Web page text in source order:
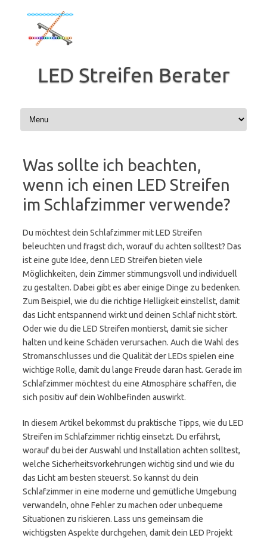
Inhalt
LED Streifen Berater
Was sollte ich beachten,
wenn ich einen LED Streifen
im Schlafzimmer verwende?
Du möchtest dein Schlafzimmer mit LED Streifen
beleuchten und fragst dich, worauf du achten solltest? Das
ist eine gute Idee, denn LED Streifen bieten viele
Möglichkeiten, dein Zimmer stimmungsvoll und individuell
zu gestalten. Dabei gibt es aber einige Dinge zu bedenken.
Zum Beispiel, wie du die richtige Helligkeit einstellst, damit
das Licht entspannend wirkt und deinen Schlaf nicht stört.
Oder wie du die LED Streifen montierst, damit sie sicher
halten und keine Schäden verursachen. Auch die Wahl des
Stromanschlusses und die Qualität der LEDs spielen eine
wichtige Rolle, damit du lange Freude daran hast. Gerade im
Schlafzimmer möchtest du eine Atmosphäre schaffen, die
sich positiv auf dein Wohlbefinden auswirkt.
In diesem Artikel bekommst du praktische Tipps, wie du LED
Streifen im Schlafzimmer richtig einsetzt. Du erfährst,
worauf du bei der Auswahl und Installation achten solltest,
welche Sicherheitsvorkehrungen wichtig sind und wie du
das Licht am besten steuerst. So kannst du dein
Schlafzimmer in eine moderne und gemütliche Umgebung
verwandeln, ohne Fehler zu machen oder unbequeme
Situationen zu riskieren. Lass uns gemeinsam die
wichtigsten Aspekte durchgehen, damit dein LED Projekt